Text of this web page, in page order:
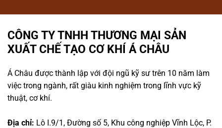
CÔNG TY TNHH THƯƠNG MẠI SẢN
XUẤT CHẾ TẠO CƠ KHÍ Á CHÂU
Á Châu được thành lập với đội ngũ kỹ sư trên 10 năm làm
việc trong ngành, rất giàu kinh nghiệm trong lĩnh vực kỹ
thuật, cơ khí.
Địa chỉ: Lô I.9/1, Đường số 5, Khu công nghiệp Vĩnh Lộc, P.